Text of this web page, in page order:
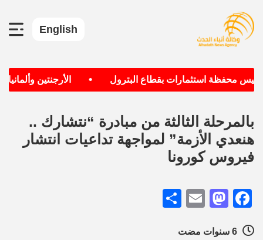
English
محفظة استثمارات بقطاع البترول الأرجنتين وألمانيا
بالمرحلة الثالثة من مبادرة “نتشارك ..
هنعدي الأزمة” لمواجهة تداعيات انتشار
فيروس كورونا
Facebook
Mastodon
Email